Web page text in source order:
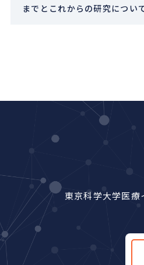
までとこれからの研究につい
東京科学大学医療